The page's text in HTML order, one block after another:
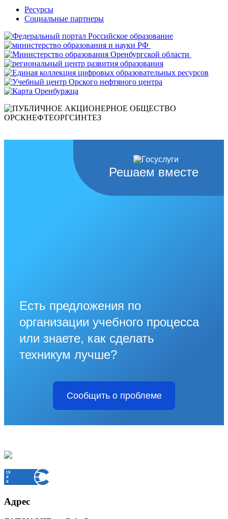
Ресурсы
Социальные партнеры
Решаем вместе
Есть предложения по
организации учебного процесса
или знаете, как сделать
техникум лучше?
Сообщить о проблеме
Адрес